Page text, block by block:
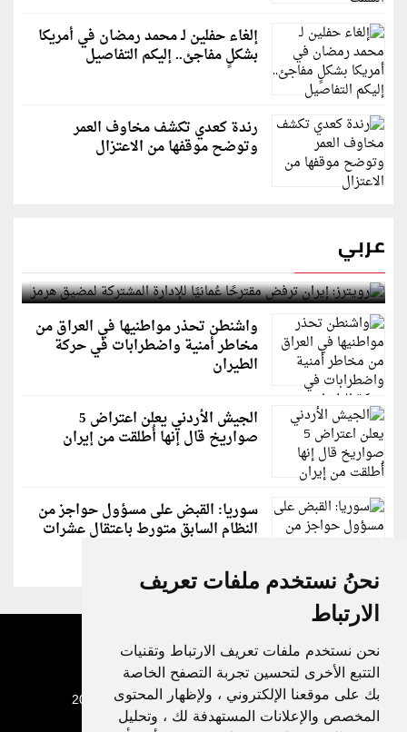
نحنُ نستخدم ملفات تعريف
الارتباط
نحن نستخدم ملفات تعريف الارتباط وتقنيات
التتبع الأخرى لتحسين تجربة التصفح الخاصة
بك على موقعنا الإلكتروني ، ولإظهار المحتوى
المخصص والإعلانات المستهدفة لك ، وتحليل
إلغاء حفلين لـ محمد رمضان في أمريكا
بشكلٍ مفاجئ.. إليكم التفاصيل
رندة كعدي تكشف مخاوف العمر
وتوضح موقفها من الاعتزال
عربي
رويترز: إيران ترفض مقترحًا عُمانيًا للإدارة المشتركة
لمضيق هرمز
واشنطن تحذر مواطنيها في العراق من
مخاطر أمنية واضطرابات في حركة
الطيران
الجيش الأردني يعلن اعتراض 5
صواريخ قال إنها أُطلقت من إيران
سوريا: القبض على مسؤول حواجز من
النظام السابق متورط باعتقال عشرات
جميع الحقوق محفوظة لدنيا الوطن © 2003 - 2022